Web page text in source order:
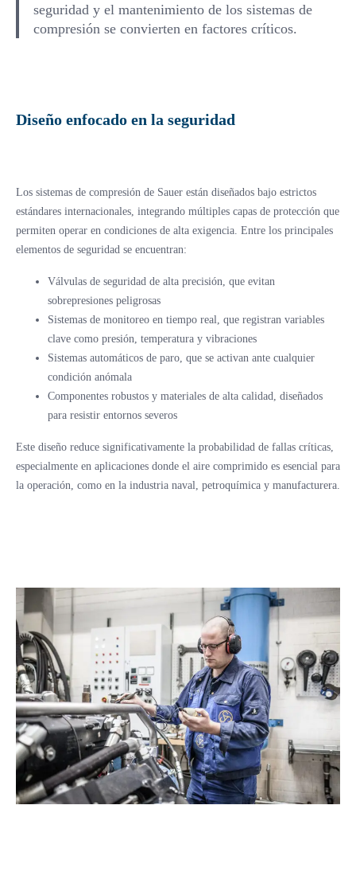
seguridad y el mantenimiento de los sistemas de
compresión se convierten en factores críticos.
Diseño enfocado en la seguridad
Los sistemas de compresión de Sauer están diseñados bajo estrictos
estándares internacionales, integrando múltiples capas de protección que
permiten operar en condiciones de alta exigencia. Entre los principales
elementos de seguridad se encuentran:
Válvulas de seguridad de alta precisión, que evitan
sobrepresiones peligrosas
Sistemas de monitoreo en tiempo real, que registran variables
clave como presión, temperatura y vibraciones
Sistemas automáticos de paro, que se activan ante cualquier
condición anómala
Componentes robustos y materiales de alta calidad, diseñados
para resistir entornos severos
Este diseño reduce significativamente la probabilidad de fallas críticas,
especialmente en aplicaciones donde el aire comprimido es esencial para
la operación, como en la industria naval, petroquímica y manufacturera.